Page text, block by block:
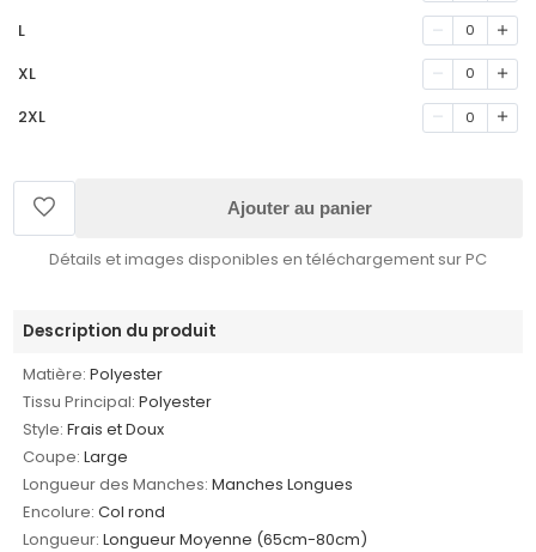
L 0
XL 0
2XL 0
Ajouter au panier
Détails et images disponibles en téléchargement sur PC
Description du produit
Matière: Polyester
Tissu Principal: Polyester
Style: Frais et Doux
Coupe: Large
Longueur des Manches: Manches Longues
Encolure: Col rond
Longueur: Longueur Moyenne (65cm-80cm)